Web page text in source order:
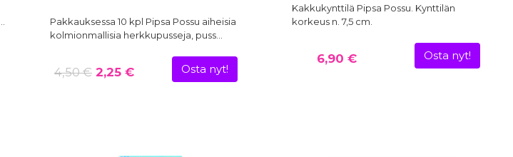
Pakkauksessa 10 kpl Pipsa Possu aiheisia
kolmionmallisia herkkupusseja, puss…
4,50 €2,25 € Osta nyt!
Kakkukynttilä Pipsa Possu. Kynttilän
korkeus n. 7,5 cm.
6,90 € Osta nyt!